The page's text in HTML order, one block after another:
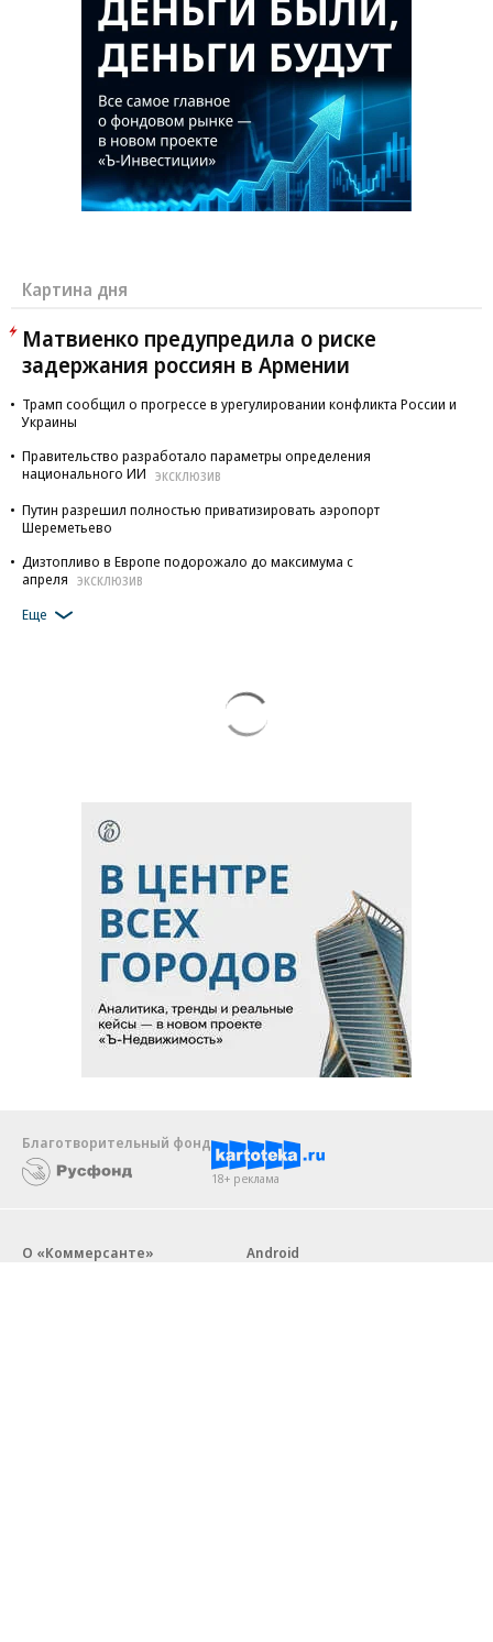
Картина дня
Матвиенко предупредила о риске
задержания россиян в Армении
Трамп сообщил о прогрессе в урегулировании конфликта России и
Украины
Правительство разработало параметры определения
национального ИИ
ЭКСКЛЮЗИВ
Путин разрешил полностью приватизировать аэропорт
Шереметьево
Дизтопливо в Европе подорожало до максимума с
апреля
ЭКСКЛЮЗИВ
Еще
Благотворительный фонд
18+ реклама
О «Коммерсанте»
Android